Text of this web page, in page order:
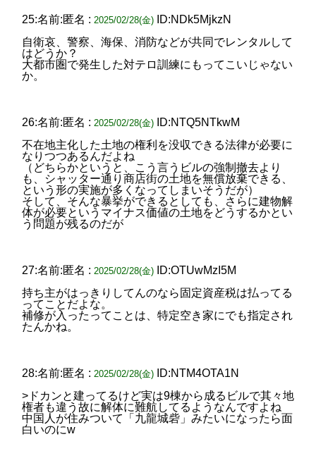
25:名前:匿名 : 2025/02/28(金)
ID:NDk5MjkzN
自衛哀、警察、海保、消防などが共同でレンタルして
はどうか？
大都市圏で発生した対テロ訓練にもってこいじゃない
か。
26:名前:匿名 : 2025/02/28(金)
ID:NTQ5NTkwM
不在地主化した土地の権利を没収できる法律が必要に
なりつつあるんだよね
（どちらかというと、こう言うビルの強制撤去より
も、シャッター通り商店街の土地を無償放棄できる、
という形の実施が多くなってしまいそうだが）
そして、そんな暴挙ができるとしても、さらに建物解
体が必要というマイナス価値の土地をどうするかとい
う問題が残るのだが
27:名前:匿名 : 2025/02/28(金)
ID:OTUwMzI5M
持ち主がはっきりしてんのなら固定資産税は払ってる
ってことだよな。
補修が入ったってことは、特定空き家にでも指定され
たんかね。
28:名前:匿名 : 2025/02/28(金)
ID:NTM4OTA1N
>ドカンと建ってるけど実は9棟から成るビルで其々地
権者も違う故に解体に難航してるようなんですよね
中国人が住みついて「九龍城砦」みたいになったら面
白いのにw